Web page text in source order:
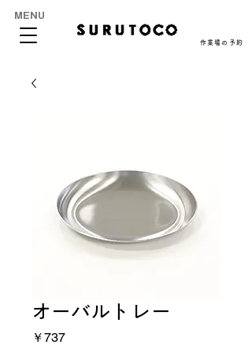
MENU
作業場の予約
オーバルトレー
￥737価